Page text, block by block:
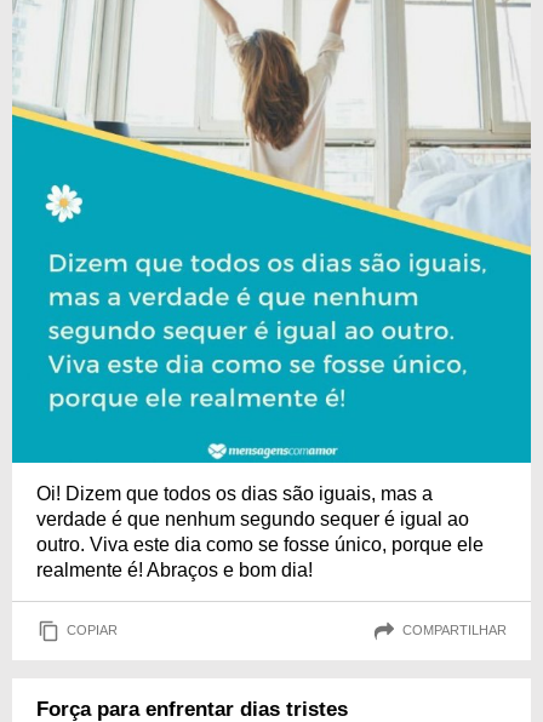
Oi! Dizem que todos os dias são iguais, mas a
verdade é que nenhum segundo sequer é igual ao
outro. Viva este dia como se fosse único, porque ele
realmente é! Abraços e bom dia!
COPIAR COMPARTILHAR
Força para enfrentar dias tristes